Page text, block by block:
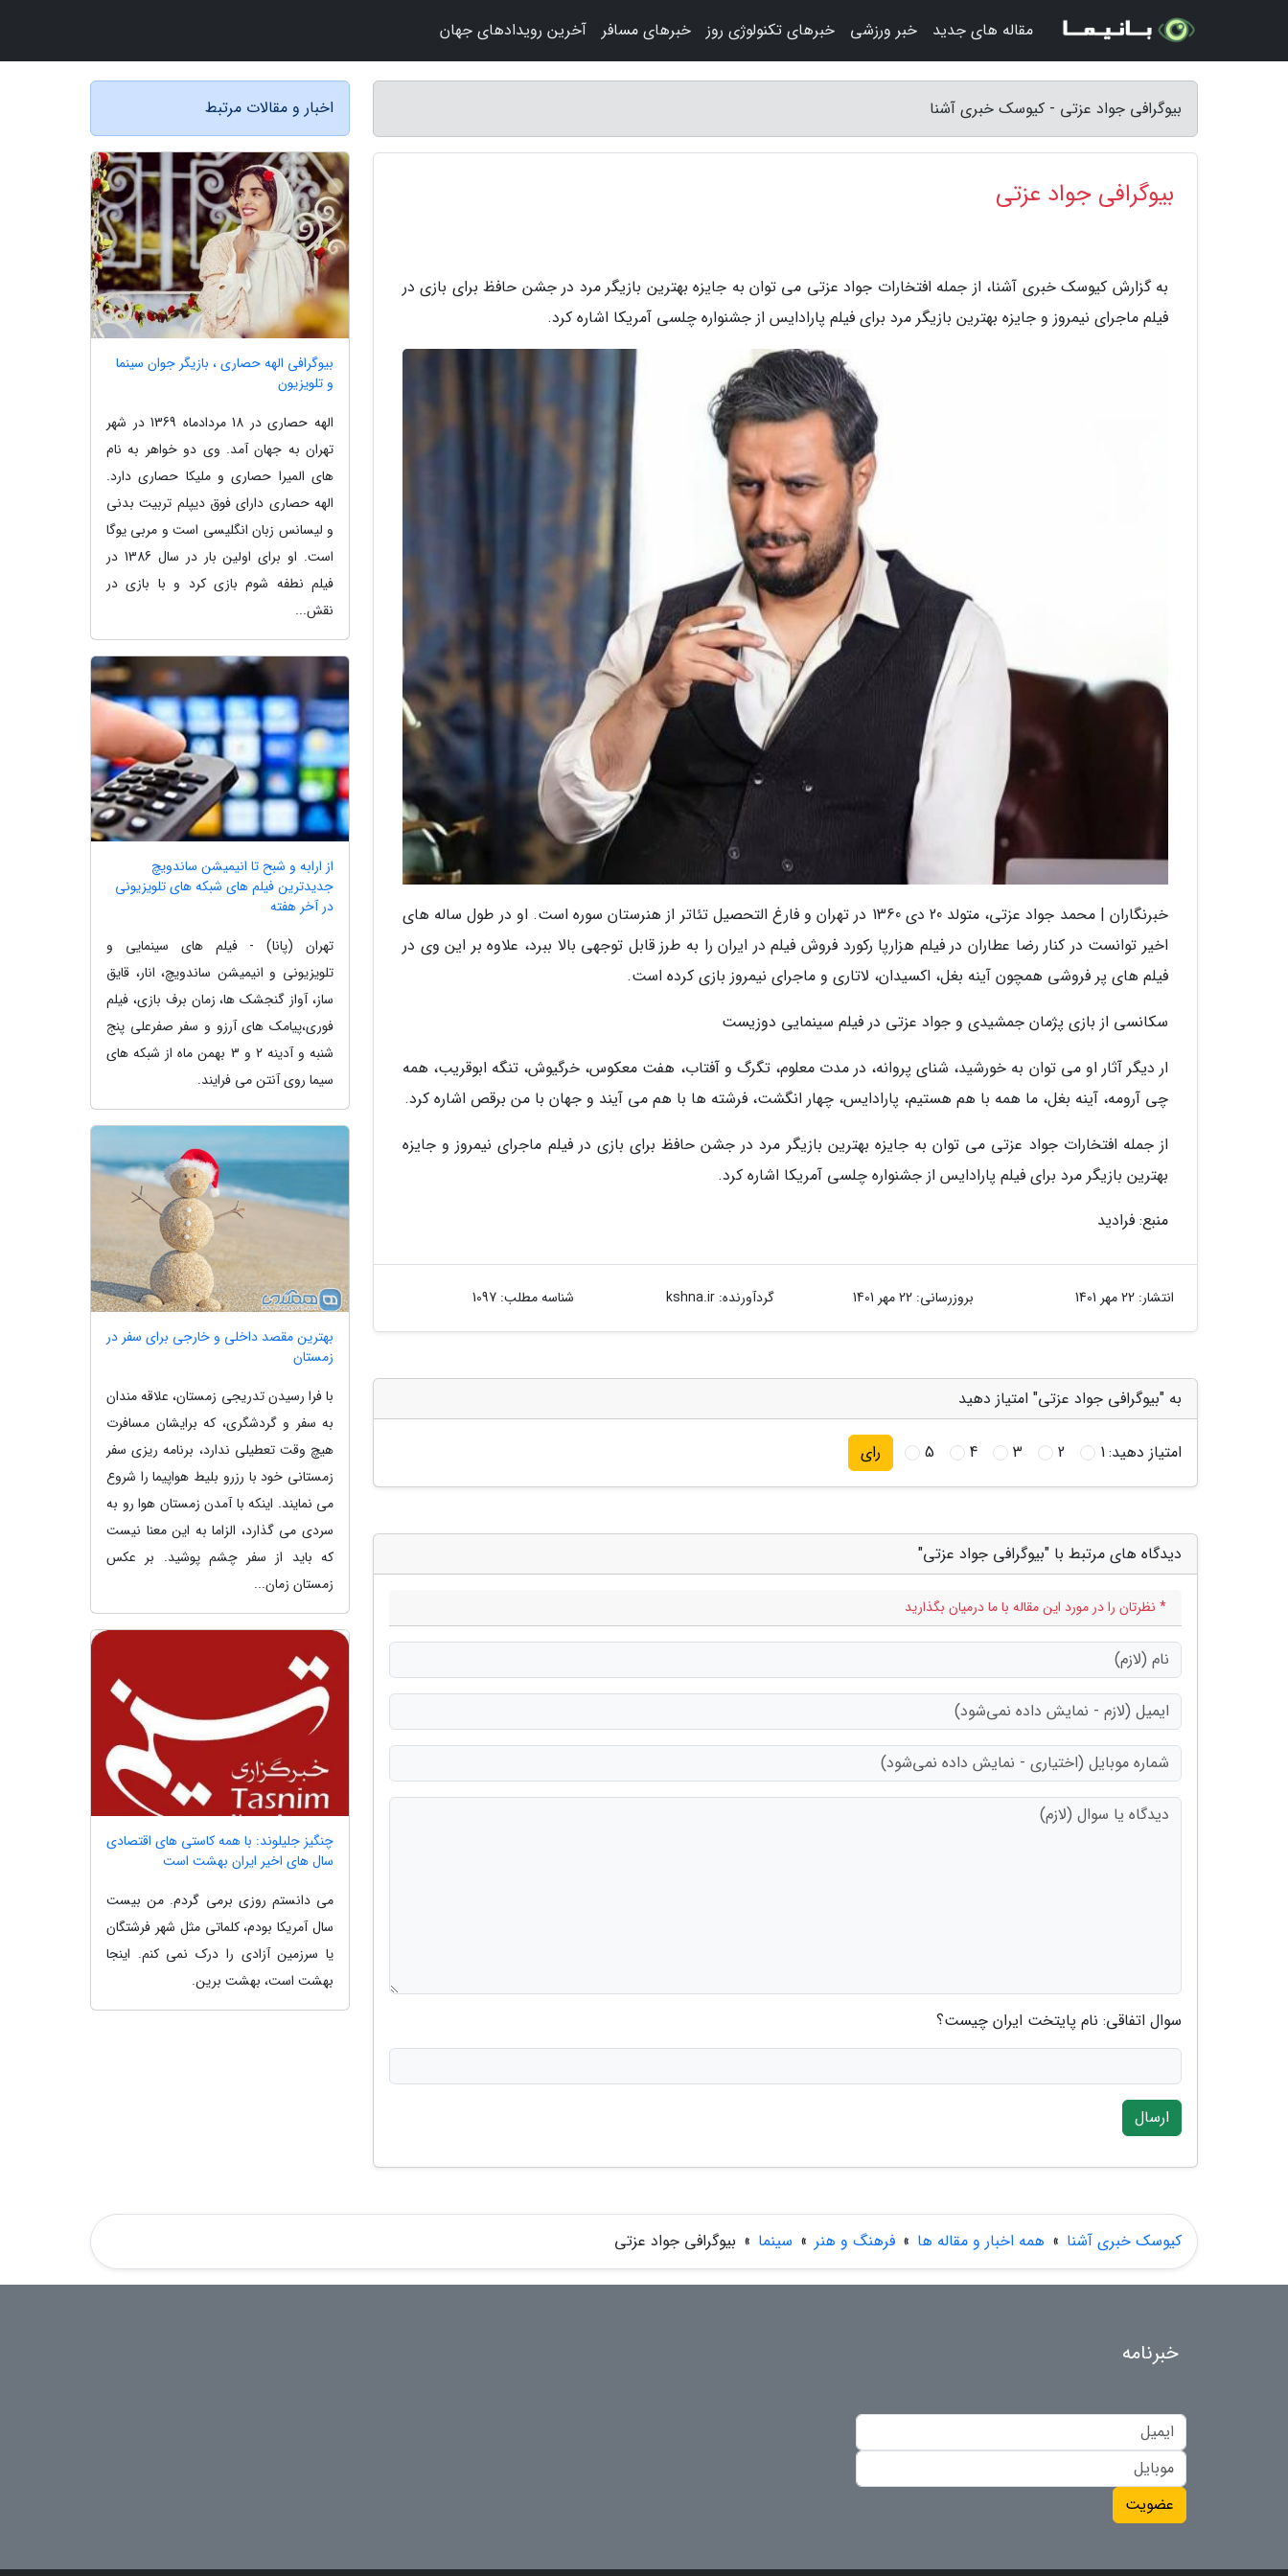
بیوگرافی جواد عزتی - کیوسک خبری آشنا
بیوگرافی جواد عزتی
به گزارش کیوسک خبری آشنا، از جمله افتخارات جواد عزتی می توان به جایزه بهترین بازیگر مرد در جشن حافظ برای بازی در
فیلم ماجرای نیمروز و جایزه بهترین بازیگر مرد برای فیلم پارادایس از جشنواره چلسی آمریکا اشاره کرد.
خبرنگاران | محمد جواد عزتی، متولد 20 دی 1360 در تهران و فارغ التحصیل تئاتر از هنرستان سوره است. او در طول ساله های
اخیر توانست در کنار رضا عطاران در فیلم هزارپا رکورد فروش فیلم در ایران را به طرز قابل توجهی بالا ببرد، علاوه بر این وی در
فیلم های پر فروشی همچون آینه بغل، اکسیدان، لاتاری و ماجرای نیمروز بازی کرده است.
سکانسی از بازی پژمان جمشیدی و جواد عزتی در فیلم سینمایی دوزیست
ار دیگر آثار او می توان به خورشید، شنای پروانه، در مدت معلوم، تگرگ و آفتاب، هفت معکوس، خرگیوش، تنگه ابوقریب، همه
چی آرومه، آینه بغل، ما همه با هم هستیم، پارادایس، چهار انگشت، فرشته ها با هم می آیند و جهان با من برقص اشاره کرد.
از جمله افتخارات جواد عزتی می توان به جایزه بهترین بازیگر مرد در جشن حافظ برای بازی در فیلم ماجرای نیمروز و جایزه
بهترین بازیگر مرد برای فیلم پارادایس از جشنواره چلسی آمریکا اشاره کرد.
منبع: فرادید
انتشار: 22 مهر 1401 بروزرسانی: 22 مهر 1401 گردآورنده:kshna.ir شناسه مطلب: 1097
به "بیوگرافی جواد عزتی" امتیاز دهید
امتیاز دهید:1
2
3
4
5 رای
دیدگاه های مرتبط با "بیوگرافی جواد عزتی"
* نظرتان را در مورد این مقاله با ما درمیان بگذارید
سوال اتفاقی: نام پایتخت ایران چیست؟
ارسال
اخبار و مقالات مرتبط
بیوگرافی الهه حصاری ، بازیگر جوان سینما
و تلویزیون
الهه حصاری در 18 مردادماه 1369 در شهر
تهران به جهان آمد. وی دو خواهر به نام
های المیرا حصاری و ملیکا حصاری دارد.
الهه حصاری دارای فوق دیپلم تربیت بدنی
و لیسانس زبان انگلیسی است و مربی یوگا
است. او برای اولین بار در سال 1386 در
فیلم نطفه شوم بازی کرد و با بازی در
نقش...
از ارابه و شبح تا انیمیشن ساندویچ
جدیدترین فیلم های شبکه های تلویزیونی
در آخر هفته
تهران (پانا) - فیلم های سینمایی و
تلویزیونی و انیمیشن ساندویچ، انار، قایق
ساز، آواز گنجشک ها، زمان برف بازی، فیلم
فوری،پیامک های آرزو و سفر صفرعلی پنج
شنبه و آدینه 2 و 3 بهمن ماه از شبکه های
سیما روی آنتن می فرایند.
بهترین مقصد داخلی و خارجی برای سفر در
زمستان
با فرا رسیدن تدریجی زمستان، علاقه مندان
به سفر و گردشگری، که برایشان مسافرت
هیچ وقت تعطیلی ندارد، برنامه ریزی سفر
زمستانی خود با رزرو بلیط هواپیما را شروع
می نمایند. اینکه با آمدن زمستان هوا رو به
سردی می گذارد، الزاما به این معنا نیست
که باید از سفر چشم پوشید. بر عکس
زمستان زمان...
چنگیز جلیلوند: با همه کاستی های اقتصادی
سال های اخیر ایران بهشت است
می دانستم روزی برمی گردم. من بیست
سال آمریکا بودم، کلماتی مثل شهر فرشتگان
یا سرزمین آزادی را درک نمی کنم. اینجا
بهشت است، بهشت برین.
کیوسک خبری آشنا » همه اخبار و مقاله ها » فرهنگ و هنر » سینما » بیوگرافی جواد عزتی
مقاله های جدید خبر ورزشی خبرهای تکنولوژی روز خبرهای مسافر آخرین رویدادهای جهان
خبرنامه
عضویت